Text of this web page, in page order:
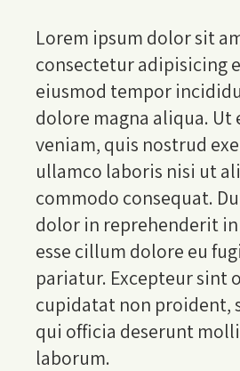
Lorem ipsum dolor sit
consectetur adipisicing
eiusmod tempor
dolore magna aliqua. Ut
veniam, quis nostrud
ullamco laboris nisi ut
commodo consequat.
dolor in reprehenderit
esse cillum dolore eu
pariatur. Excepteur sint
cupidatat non proident,
qui officia deserunt
laborum.